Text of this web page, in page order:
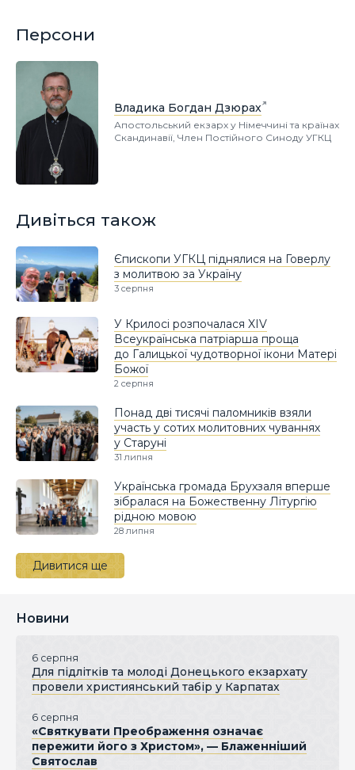
Персони
Владика Богдан Дзюрах
Апостольський екзарх у Німеччині та країнах
Скандинавії, Член Постійного Синоду УГКЦ
Дивіться також
Єпископи УГКЦ піднялися на Говерлу
з молитвою за Україну
3 серпня
У Крилосі розпочалася XIV
Всеукраїнська патріарша проща
до Галицької чудотворної ікони Матері
Божої
2 серпня
Понад дві тисячі паломників взяли
участь у сотих молитовних чуваннях
у Старуні
31 липня
Українська громада Брухзаля вперше
зібралася на Божественну Літургію
рідною мовою
28 липня
Дивитися ще
Новини
6 серпня
Для підлітків та молоді Донецького екзархату
провели християнський табір у Карпатах
6 серпня
«Святкувати Преображення означає
пережити його з Христом», — Блаженніший
Святослав